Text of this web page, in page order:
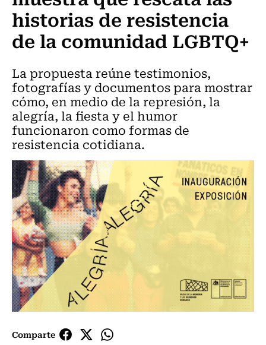
historias de resistencia
de la comunidad LGBTQ+
La propuesta reúne testimonios,
fotografías y documentos para mostrar
cómo, en medio de la represión, la
alegría, la fiesta y el humor
funcionaron como formas de
resistencia cotidiana.
Comparte